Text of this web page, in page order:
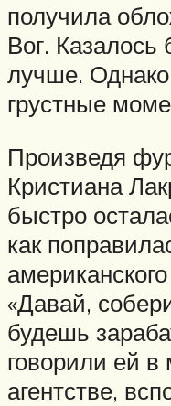
получила
Вог.
лучше. Однако
грустные
Произведя
Кристиана
быстро
как
«Давай,
будешь
говорили ей
агентстве,